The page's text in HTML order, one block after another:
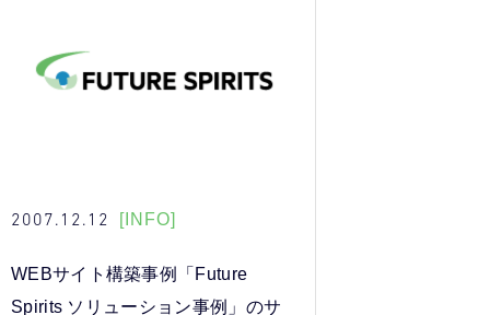
2007.12.12 [INFO]
WEBサイト構築事例「Future
Spirits ソリューション事例」のサ